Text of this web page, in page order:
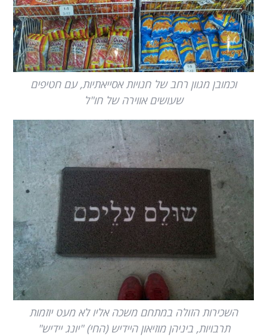
וכמובן מגוון רחב של חנויות אסייאתיות, עם חטיפים
שעושים אווירה של חו"ל
השכירות הזולה במתחם משכה אליו לא מעט יוזמות
תרבויות, ביניהן מוזיאון היידיש (החי) "יונג יידיש"